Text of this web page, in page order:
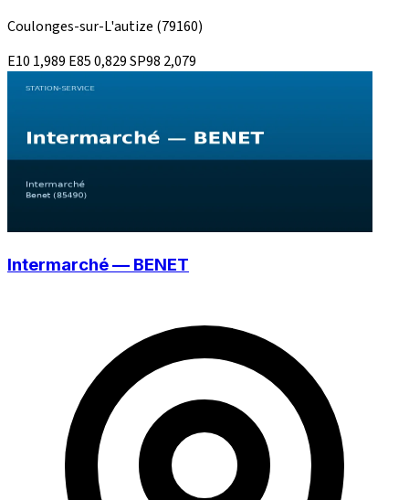
Coulonges-sur-L'autize (79160)
E10 1,989 E850,829SP98 2,079
Intermarché — BENET